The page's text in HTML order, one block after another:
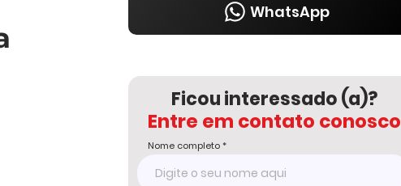
Ficou interessado (a)?
Entre em contato conosco
Nome completo
WhatsApp